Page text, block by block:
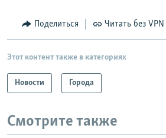
Поделиться Читать без VPN
Этот контент также в категориях
Новости Города
Смотрите также